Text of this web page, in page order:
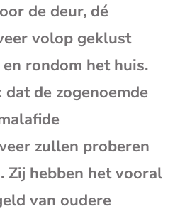
de deur, dé
volop geklust
rondom het huis.
de zogenoemde
zullen proberen
Zij hebben het vooral
van oudere